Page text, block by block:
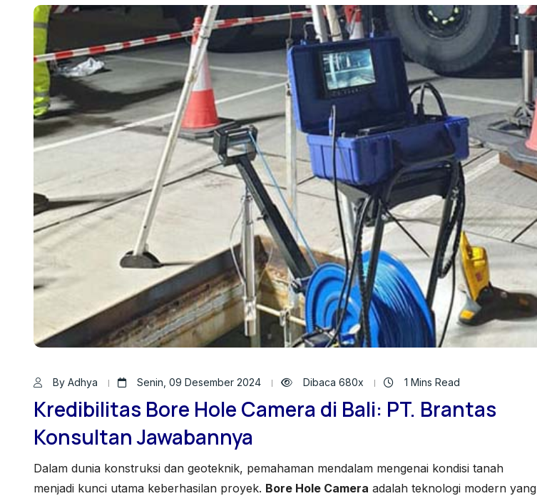
By Adhya Senin, 09 Desember 2024 Dibaca 680x 1 Mins Read
Kredibilitas Bore Hole Camera di Bali: PT. Brantas
Konsultan Jawabannya
Dalam dunia konstruksi dan geoteknik, pemahaman mendalam mengenai kondisi tanah
menjadi kunci utama keberhasilan proyek. Bore Hole Camera adalah teknologi modern yang